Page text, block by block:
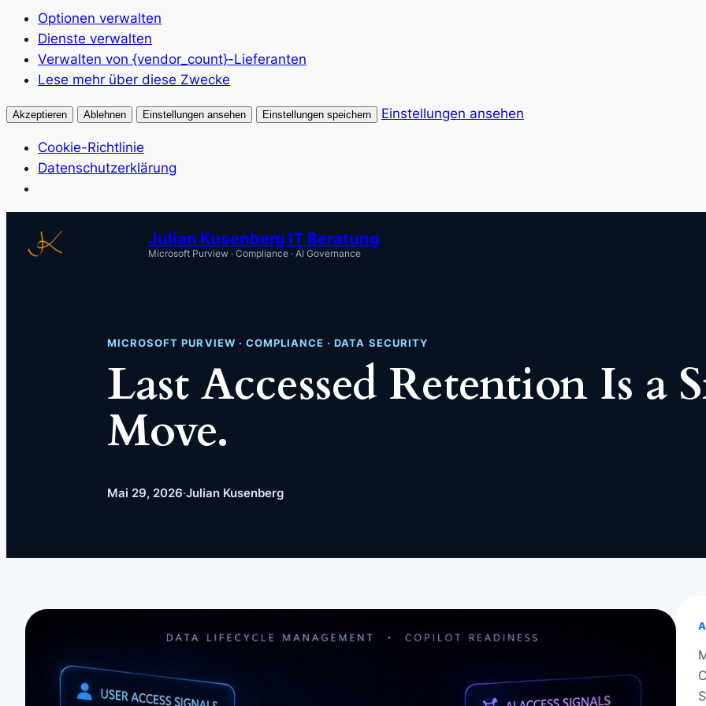
Optionen verwalten
Dienste verwalten
Verwalten von {vendor_count}-Lieferanten
Lese mehr über diese Zwecke
Akzeptieren Ablehnen Einstellungen ansehen Einstellungen speichern Einstellungen ansehen
Cookie-Richtlinie
Datenschutzerklärung
Inhalt
springen
Julian Kusenberg IT Beratung
Microsoft Purview · Compliance · AI Governance
MICROSOFT PURVIEW · COMPLIANCE · DATA SECURITY
Last Accessed Retention Is a
Move.
Mai 29, 2026·Julian Kusenberg